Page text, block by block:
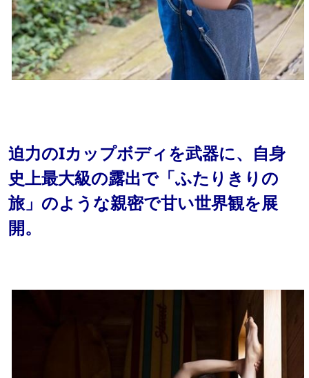
迫力のIカップボディを武器に、自身
史上最大級の露出で「ふたりきりの
旅」のような親密で甘い世界観を展
開。